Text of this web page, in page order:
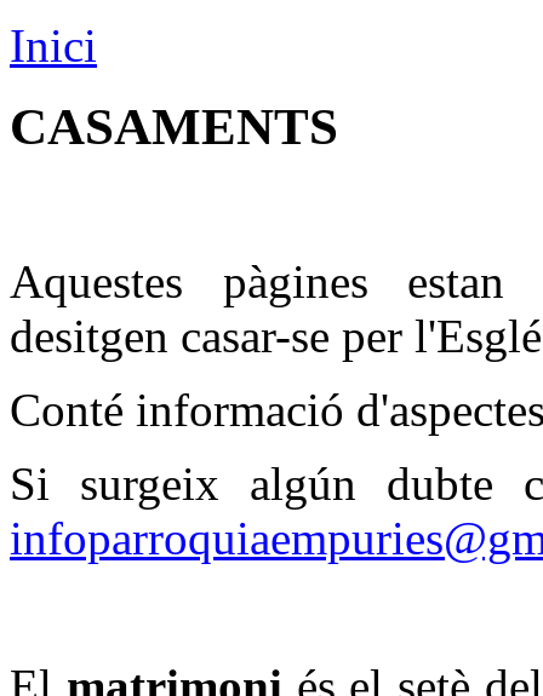
Inici
CASAMENTS
Aquestes pàgines
desitgen casar-se per
Conté informació
Si surgeix algún dubte